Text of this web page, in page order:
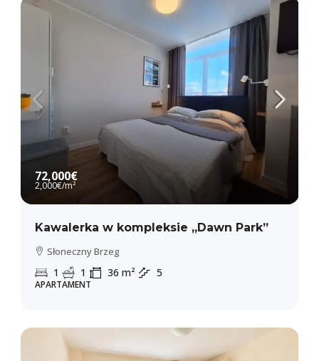
72,000€
2,000€/m²
Kawalerka w kompleksie „Dawn Park”
Słoneczny Brzeg
1 1 36 m² 5
APARTAMENT